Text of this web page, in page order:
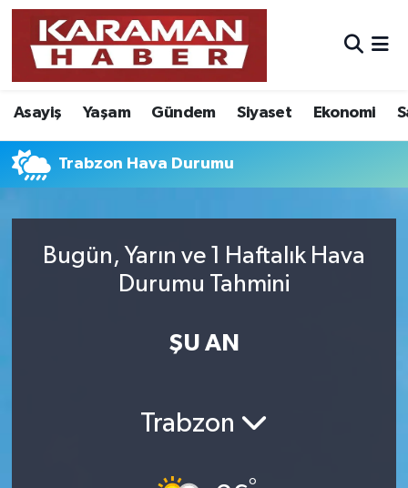
Asayiş Yaşam Gündem Siyaset Ekonomi
Trabzon Hava Durumu
Bugün, Yarın ve 1 Haftalık Hava
Durumu Tahmini
ŞU AN
Trabzon
Asayiş
Bilim - Teknoloji
Eğitim
Foto Galeri
Nöbetçi Eczaneler
Hava Durumu
Karaman Namaz Vakitleri
Süper Lig Puan Durumu ve Fikstür
Son Dakika Haberleri